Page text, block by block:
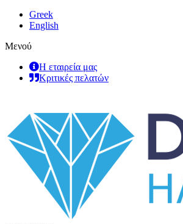
Greek
English
Μενού
Η εταιρεία μας
Κριτικές πελατών